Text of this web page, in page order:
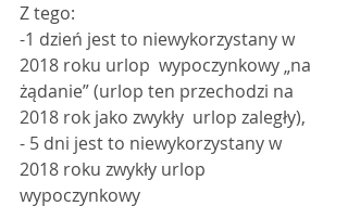
Z tego:
-1 dzień jest to niewykorzystany w
2018 roku urlop  wypoczynkowy „na
żądanie” (urlop ten przechodzi na
2018 rok jako zwykły  urlop zaległy),
- 5 dni jest to niewykorzystany w
2018 roku zwykły urlop
wypoczynkowy